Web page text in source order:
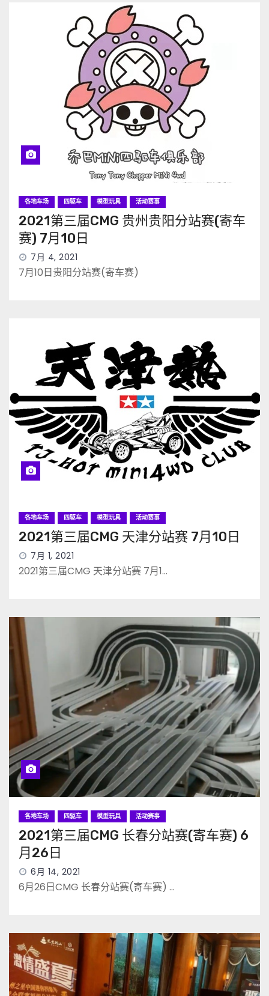
各地车场 四驱车 模型玩具 活动赛事
2021第三届CMG 贵州贵阳分站赛(寄车
赛) 7月10日
7月 4, 2021
7月10日贵阳分站赛(寄车赛)
各地车场 四驱车 模型玩具 活动赛事
2021第三届CMG 天津分站赛 7月10日
7月 1, 2021
2021第三届CMG 天津分站赛 7月1…
各地车场 四驱车 模型玩具 活动赛事
2021第三届CMG 长春分站赛(寄车赛) 6
月26日
6月 14, 2021
6月26日CMG 长春分站赛(寄车赛) …